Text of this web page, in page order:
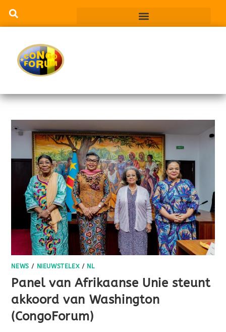
NEWS / NIEUWSTELEX/ NL
Panel van Afrikaanse Unie steunt
akkoord van Washington
(CongoForum)